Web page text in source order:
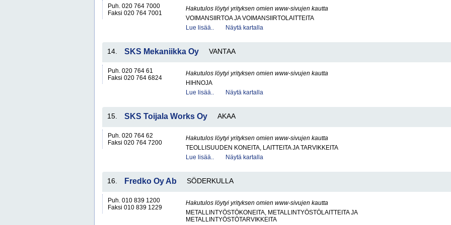
Puh. 020 764 7000
Faksi 020 764 7001
Hakutulos löytyi yrityksen omien www-sivujen kautta
VOIMANSIIRTOA JA VOIMANSIIRTOLAITTEITA
Lue lisää..
Näytä kartalla
14. SKS Mekaniikka Oy VANTAA
Puh. 020 764 61
Faksi 020 764 6824
Hakutulos löytyi yrityksen omien www-sivujen kautta
HIHNOJA
Lue lisää..
Näytä kartalla
15. SKS Toijala Works Oy AKAA
Puh. 020 764 62
Faksi 020 764 7200
Hakutulos löytyi yrityksen omien www-sivujen kautta
TEOLLISUUDEN KONEITA, LAITTEITA JA TARVIKKEITA
Lue lisää..
Näytä kartalla
16. Fredko Oy Ab SÖDERKULLA
Puh. 010 839 1200
Faksi 010 839 1229
Hakutulos löytyi yrityksen omien www-sivujen kautta
METALLINTYÖSTÖKONEITA, METALLINTYÖSTÖLAITTEITA JA
METALLINTYÖSTÖTARVIKKEITA